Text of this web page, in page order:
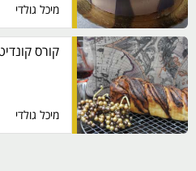
מיכל גולדי
קורס
מיכל גולדי